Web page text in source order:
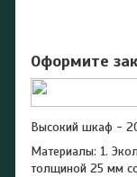
Оформите
Высокий шкаф -
Материалы: 1.
толщиной 25 мм